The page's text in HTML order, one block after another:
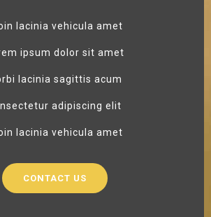
lacinia vehicula amet
ipsum dolor sit amet
lacinia sagittis acum
adipiscing elit
lacinia vehicula amet
CONTACT US